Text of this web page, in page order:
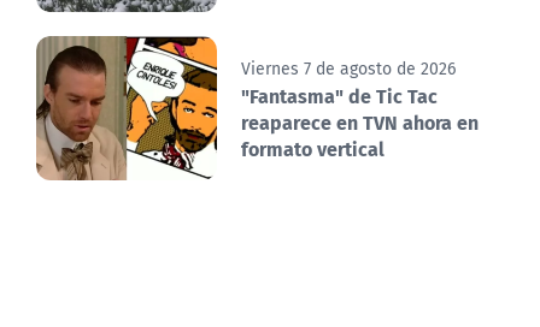
Viernes 7 de agosto de 2026
"Fantasma" de Tic Tac
reaparece en TVN ahora en
formato vertical